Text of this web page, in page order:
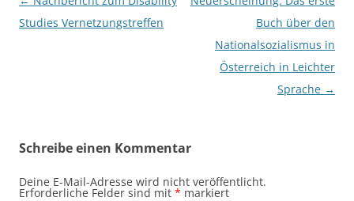
Studies Vernetzungstreffen
Buch über den
Nationalsozialismus in
Österreich in Leichter
Sprache →
Schreibe einen Kommentar
Deine E-Mail-Adresse wird nicht veröffentlicht.
Erforderliche Felder sind mit * markiert